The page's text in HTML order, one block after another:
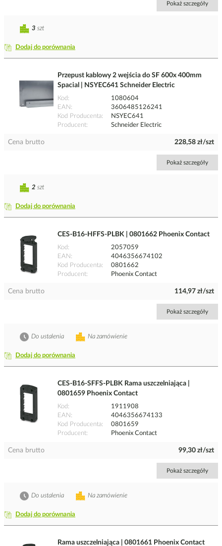
Pokaż szczegóły
Dodaj do porównania
3 szt
Przepust kablowy 2 wejścia do SF 600x 400mm
Spacial | NSYEC641 Schneider Electric
Kod
1080604
EAN
3606485126241
Kod Producenta
NSYEC641
Producent
Schneider Electric
Cena brutto 228,58 zł/szt
Pokaż szczegóły
Dodaj do porównania
2 szt
CES-B16-HFFS-PLBK | 0801662 Phoenix Contact
Kod
2057059
EAN
4046356674102
Kod Producenta
0801662
Producent
Phoenix Contact
Cena brutto 114,97 zł/szt
Pokaż szczegóły
Dodaj do porównania
Na zamówienie
Do ustalenia
CES-B16-SFFS-PLBK Rama uszczelniająca |
0801659 Phoenix Contact
Kod
1911908
EAN
4046356674133
Kod Producenta
0801659
Producent
Phoenix Contact
Cena brutto 99,30 zł/szt
Pokaż szczegóły
Dodaj do porównania
Na zamówienie
Do ustalenia
Rama uszczelniająca | 0801661 Phoenix Contact